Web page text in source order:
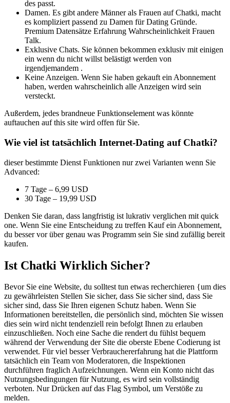
des passt.
Damen. Es gibt andere Männer als Frauen auf Chatki, macht
es kompliziert passend zu Damen für Dating Gründe.
Premium Datensätze Erfahrung Wahrscheinlichkeit Frauen
Talk.
Exklusive Chats. Sie können bekommen exklusiv mit einigen
ein wenn du nicht willst belästigt werden von
irgendjemandem .
Keine Anzeigen. Wenn Sie haben gekauft ein Abonnement
haben, werden wahrscheinlich alle Anzeigen wird sein
versteckt.
Außerdem, jedes brandneue Funktionselement was könnte
auftauchen auf this site wird offen für Sie.
Wie viel ist tatsächlich Internet-Dating auf Chatki?
dieser bestimmte Dienst Funktionen nur zwei Varianten wenn Sie
Advanced:
7 Tage – 6,99 USD
30 Tage – 19,99 USD
Denken Sie daran, dass langfristig ist lukrativ verglichen mit quick
one. Wenn Sie eine Entscheidung zu treffen Kauf ein Abonnement,
du besser vor über genau was Programm sein Sie sind zufällig bereit
kaufen.
Ist Chatki Wirklich Sicher?
Bevor Sie eine Website, du solltest tun etwas recherchieren {um dies
zu gewährleisten Stellen Sie sicher, dass Sie sicher sind, dass Sie
sicher sind, dass Sie Ihren eigenen Schutz haben. Wenn Sie
Informationen bereitstellen, die persönlich sind, möchten Sie wissen
dies sein wird nicht tendenziell rein befolgt Ihnen zu erlauben
einzuschließen. Noch eine Sache die rendert du fühlst bequem
während der Verwendung der Site die oberste Ebene Codierung ist
verwendet. Für viel besser Verbrauchererfahrung hat die Plattform
tatsächlich ein Team von Moderatoren, die Inspektionen
durchführen fraglich Aufzeichnungen. Wenn ein Konto nicht das
Nutzungsbedingungen für Nutzung, es wird sein vollständig
verboten. Nur Drücken auf das Flag Symbol, um Verstöße zu
melden.